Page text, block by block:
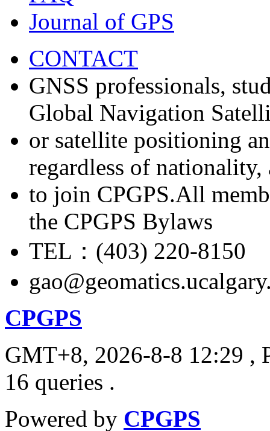
Journal of GPS
CONTACT
GNSS professionals,
Global Navigation
or satellite positioning
regardless of nationality,
to join CPGPS.All
the CPGPS Bylaws
TEL：(403) 220-8150
CPGPS
GMT+8, 2026-8-8 12:29 ,
16 queries .
Powered by CPGPS